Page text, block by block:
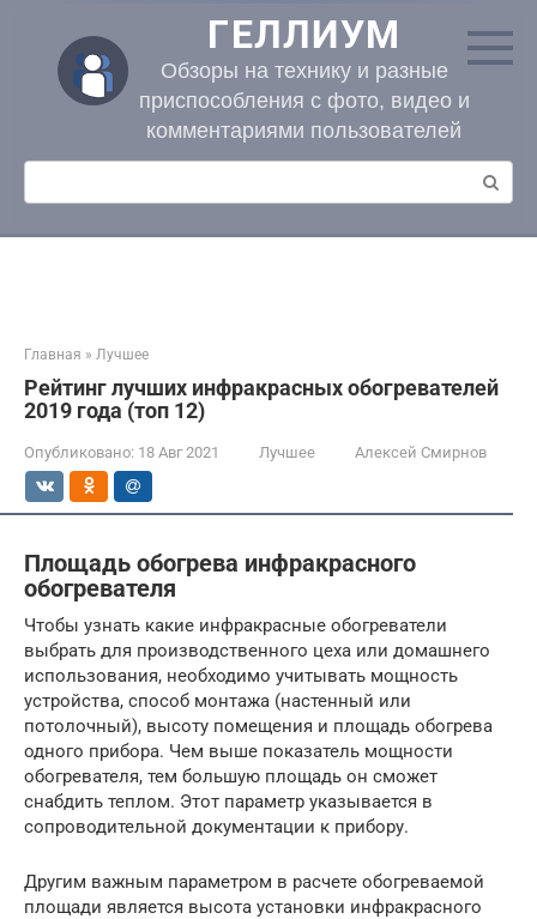
контенту
ГЕЛЛИУМ
Обзоры на технику и разные
приспособления с фото, видео и
комментариями пользователей
Поиск:
Главная » Лучшее
Рейтинг лучших инфракрасных обогревателей
2019 года (топ 12)
Опубликовано: 18 Авг 2021 Лучшее Алексей Смирнов
Площадь обогрева инфракрасного
обогревателя
Чтобы узнать какие инфракрасные обогреватели
выбрать для производственного цеха или домашнего
использования, необходимо учитывать мощность
устройства, способ монтажа (настенный или
потолочный), высоту помещения и площадь обогрева
одного прибора. Чем выше показатель мощности
обогревателя, тем большую площадь он сможет
снабдить теплом. Этот параметр указывается в
сопроводительной документации к прибору.
Другим важным параметром в расчете обогреваемой
площади является высота установки инфракрасного